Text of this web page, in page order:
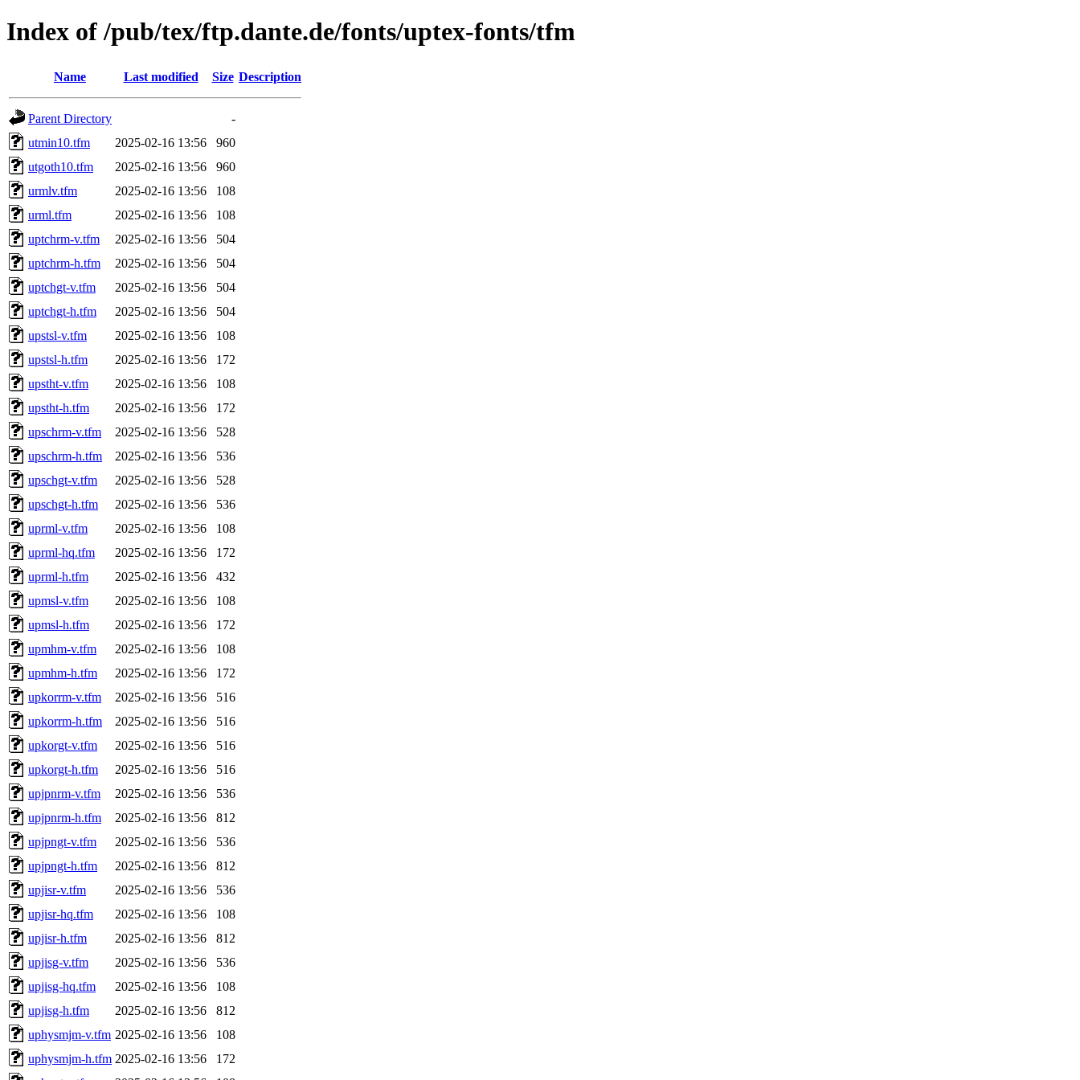
Index of /pub/tex/ftp.dante.de/fonts/uptex-fonts/tfm
Name Last modified Size Description
Parent Directory
-
utmin10.tfm
2025-02-16 13:56
960
utgoth10.tfm
2025-02-16 13:56
960
urmlv.tfm
2025-02-16 13:56
108
urml.tfm
2025-02-16 13:56
108
uptchrm-v.tfm
2025-02-16 13:56
504
uptchrm-h.tfm
2025-02-16 13:56
504
uptchgt-v.tfm
2025-02-16 13:56
504
uptchgt-h.tfm
2025-02-16 13:56
504
upstsl-v.tfm
2025-02-16 13:56
108
upstsl-h.tfm
2025-02-16 13:56
172
upstht-v.tfm
2025-02-16 13:56
108
upstht-h.tfm
2025-02-16 13:56
172
upschrm-v.tfm
2025-02-16 13:56
528
upschrm-h.tfm
2025-02-16 13:56
536
upschgt-v.tfm
2025-02-16 13:56
528
upschgt-h.tfm
2025-02-16 13:56
536
uprml-v.tfm
2025-02-16 13:56
108
uprml-hq.tfm
2025-02-16 13:56
172
uprml-h.tfm
2025-02-16 13:56
432
upmsl-v.tfm
2025-02-16 13:56
108
upmsl-h.tfm
2025-02-16 13:56
172
upmhm-v.tfm
2025-02-16 13:56
108
upmhm-h.tfm
2025-02-16 13:56
172
upkorrm-v.tfm
2025-02-16 13:56
516
upkorrm-h.tfm
2025-02-16 13:56
516
upkorgt-v.tfm
2025-02-16 13:56
516
upkorgt-h.tfm
2025-02-16 13:56
516
upjpnrm-v.tfm
2025-02-16 13:56
536
upjpnrm-h.tfm
2025-02-16 13:56
812
upjpngt-v.tfm
2025-02-16 13:56
536
upjpngt-h.tfm
2025-02-16 13:56
812
upjisr-v.tfm
2025-02-16 13:56
536
upjisr-hq.tfm
2025-02-16 13:56
108
upjisr-h.tfm
2025-02-16 13:56
812
upjisg-v.tfm
2025-02-16 13:56
536
upjisg-hq.tfm
2025-02-16 13:56
108
upjisg-h.tfm
2025-02-16 13:56
812
uphysmjm-v.tfm 2025-02-16 13:56
108
uphysmjm-h.tfm 2025-02-16 13:56
172